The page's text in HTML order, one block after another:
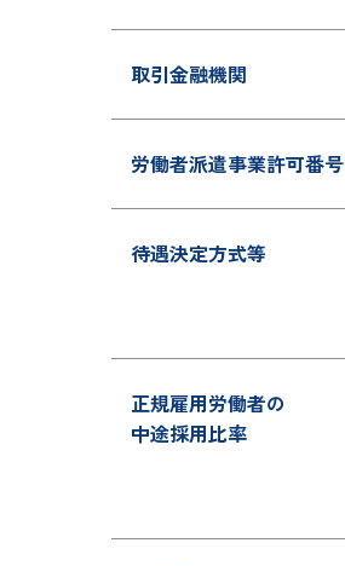
取引金融機関
労働者派遣事業許可番号
待遇決定方式等
正規雇用労働者の
中途採用比率